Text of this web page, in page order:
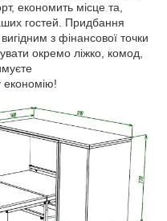
економить місце та,
гостей. Придбання
з фінансової точки
окремо ліжко, комод,
економію!